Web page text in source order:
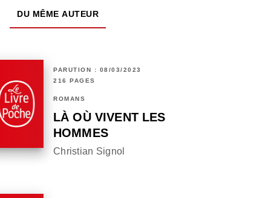
DU MÊME AUTEUR
PARUTION : 08/03/2023
216 PAGES
ROMANS
LÀ OÙ VIVENT LES
HOMMES
Christian Signol